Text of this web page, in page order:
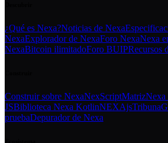
¿Qué es Nexa?Noticias de Nexa
NexaExplorador de NexaForo NexaNexa
NexaBitcoin ilimitadoForo BUIPRecursos
Construir sobre NexaNexScriptMatrizNexa
JSBiblioteca Nexa KotlinNEXAjsTribuna
pruebaDepurador de Nexa